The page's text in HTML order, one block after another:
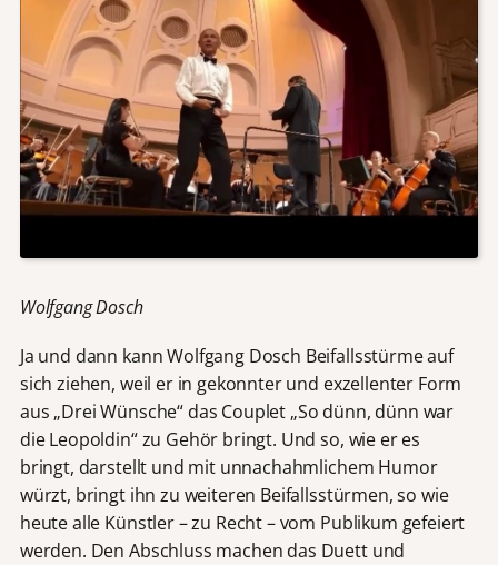
Wolfgang Dosch
Ja und dann kann Wolfgang Dosch Beifallsstürme auf
sich ziehen, weil er in gekonnter und exzellenter Form
aus „Drei Wünsche“ das Couplet „So dünn, dünn war
die Leopoldin“ zu Gehör bringt. Und so, wie er es
bringt, darstellt und mit unnachahmlichem Humor
würzt, bringt ihn zu weiteren Beifallsstürmen, so wie
heute alle Künstler – zu Recht – vom Publikum gefeiert
werden. Den Abschluss machen das Duett und